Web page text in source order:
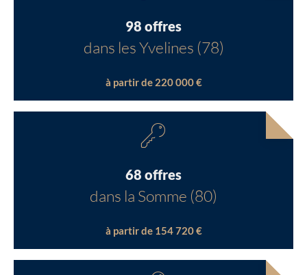
98 offres
dans les Yvelines (78)
à partir de 220 000 €
68 offres
dans la Somme (80)
à partir de 154 720 €